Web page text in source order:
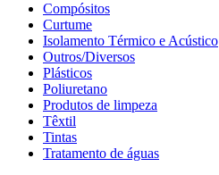
Compósitos
Curtume
Isolamento Térmico e Acústico
Outros/Diversos
Plásticos
Poliuretano
Produtos de limpeza
Têxtil
Tintas
Tratamento de águas